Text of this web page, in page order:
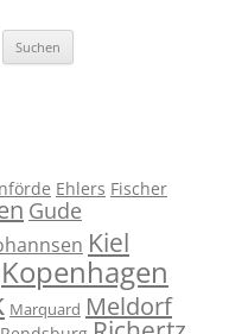
Ehlers Fischer
Gude
Kiel
Kopenhagen
Marquard Meldorf